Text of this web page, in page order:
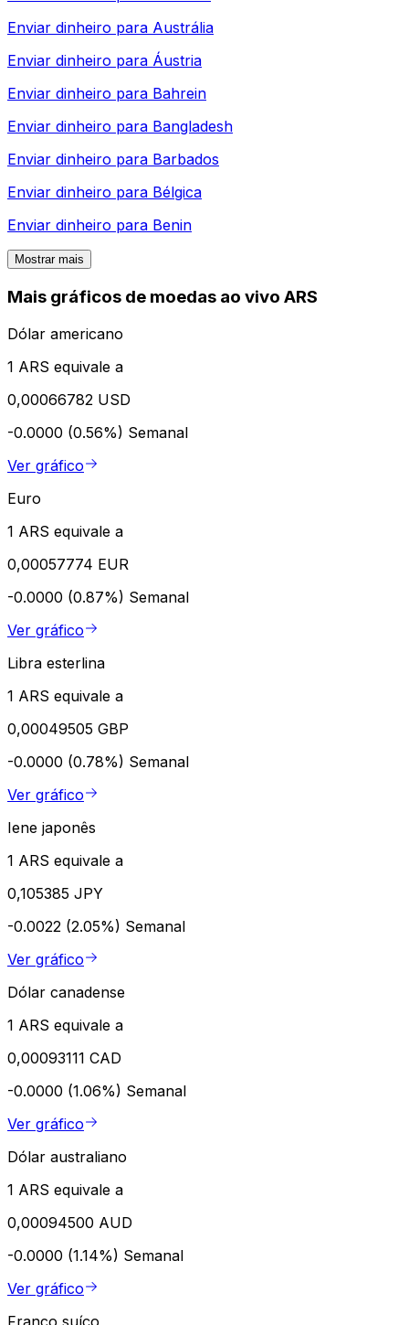
Enviar dinheiro para Austrália
Enviar dinheiro para Áustria
Enviar dinheiro para Bahrein
Enviar dinheiro para Bangladesh
Enviar dinheiro para Barbados
Enviar dinheiro para Bélgica
Enviar dinheiro para Benin
Mostrar mais
Mais gráficos de moedas ao vivo ARS
Dólar americano
1 ARS equivale a
0,00066782 USD
-0.0000 (0.56%) Semanal
Ver gráfico
Euro
1 ARS equivale a
0,00057774 EUR
-0.0000 (0.87%) Semanal
Ver gráfico
Libra esterlina
1 ARS equivale a
0,00049505 GBP
-0.0000 (0.78%) Semanal
Ver gráfico
Iene japonês
1 ARS equivale a
0,105385 JPY
-0.0022 (2.05%) Semanal
Ver gráfico
Dólar canadense
1 ARS equivale a
0,00093111 CAD
-0.0000 (1.06%) Semanal
Ver gráfico
Dólar australiano
1 ARS equivale a
0,00094500 AUD
-0.0000 (1.14%) Semanal
Ver gráfico
Franco suíço